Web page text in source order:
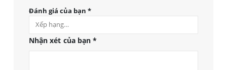
Đánh giá của bạn *
Nhận xét của bạn*